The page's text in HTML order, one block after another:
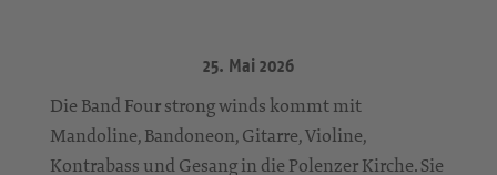
25. Mai 2026
Die Band Four strong winds kommt mit
Mandoline, Bandoneon, Gitarre, Violine,
Kontrabass und Gesang in die Polenzer Kirche. Sie